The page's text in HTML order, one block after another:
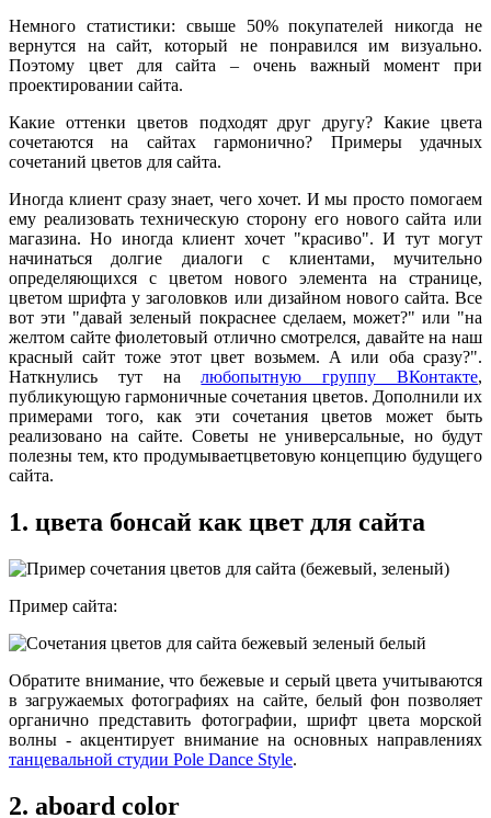
Немного статистики: свыше 50% покупателей никогда не
вернутся на сайт, который не понравился им визуально.
Поэтому цвет для сайта – очень важный момент при
проектировании сайта.
Какие оттенки цветов подходят друг другу? Какие цвета
сочетаются на сайтах гармонично? Примеры удачных
сочетаний цветов для сайта.
Иногда клиент сразу знает, чего хочет. И мы просто помогаем
ему реализовать техническую сторону его нового сайта или
магазина. Но иногда клиент хочет "красиво". И тут могут
начинаться долгие диалоги с клиентами, мучительно
определяющихся с цветом нового элемента на странице,
цветом шрифта у заголовков или дизайном нового сайта. Все
вот эти "давай зеленый покраснее сделаем, может?" или "на
желтом сайте фиолетовый отлично смотрелся, давайте на наш
красный сайт тоже этот цвет возьмем. А или оба сразу?".
Наткнулись тут налюбопытную группу ВКонтакте,
публикующую гармоничные сочетания цветов. Дополнили их
примерами того, как эти сочетания цветов может быть
реализовано на сайте. Советы не универсальные, но будут
полезны тем, кто продумываетцветовую концепцию будущего
сайта.
1. цвета бонсай как цвет для сайта
Пример сайта:
Обратите внимание, что бежевые и серый цвета учитываются
в загружаемых фотографиях на сайте, белый фон позволяет
органично представить фотографии, шрифт цвета морской
волны - акцентирует внимание на основных направлениях
танцевальной студии Pole Dance Style.
2. aboard color